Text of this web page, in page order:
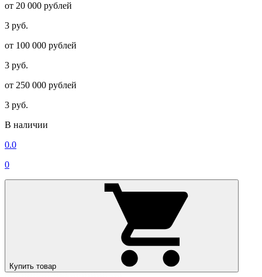
от 20 000 рублей
3 руб.
от 100 000 рублей
3 руб.
от 250 000 рублей
3 руб.
В наличии
0.0
0
Купить товар